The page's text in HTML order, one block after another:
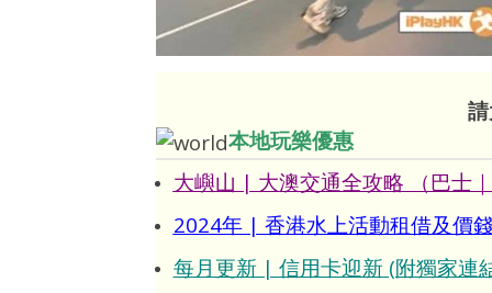
本地玩樂優惠
大嶼山 | 大澳交通全攻略 （巴士
2024年 | 香港水上活動租借及價
每月更新 | 信用卡迎新 (附獨家連